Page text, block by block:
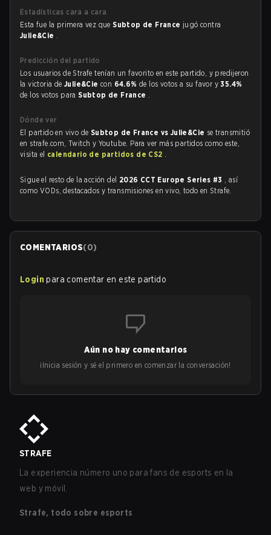
Estadísticas cara a cara
Esta fue la primera vez queSubtop de France jugó contra
Julie&Cie .
Predicción del partido
Los usuarios de Strafe tenían un favorito en este partido, y predijeron
la victoria deJulie&Ciecon 64.6%de los votos a su favor y35.4%
de los votos paraSubtop de France .
Dónde ver
El partido en vivo de Subtop de France vs Julie&Cie se transmitió
en strafe.com, Twitch y Youtube. Para ver más partidos como este,
visita el calendario de partidos de CS2 .
Sigue el resto de la acción del 2026 CCT Europe Series #3 , así
como VODs, destacados y transmisiones en vivo, todo en Strafe.
COMENTARIOS(0)
Login para comentar en este partido
Aún no hay comentarios
¡Inicia sesión y sé el primero en comenzar la conversación!
STRAFE
La experiencia número uno para fans de esports en la
web y móvil.
Strafe, todo sobre esports